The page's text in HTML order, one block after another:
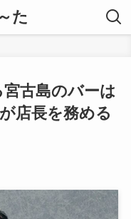
た
古島のバーは
店長を務める